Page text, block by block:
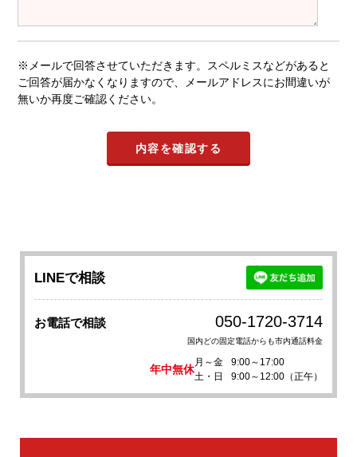
※メールで回答させていただきます。スペルミスなどがあると
ご回答が届かなくなりますので、メールアドレスにお間違いが
無いか再度ご確認ください。
LINEで相談
お電話で相談 050-1720-3714
国内どの固定電話からも市内通話料金
年中無休
月～金
9:00～17:00
土・日
9:00～12:00（正午）